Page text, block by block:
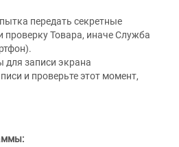
передать секретные
проверку Товара, иначе Служба
для записи экрана
и проверьте этот момент,